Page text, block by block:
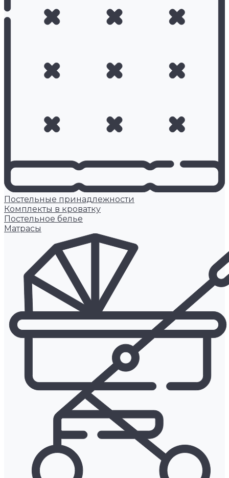
Постельные принадлежности
Комплекты в кроватку
Постельное белье
Матрасы